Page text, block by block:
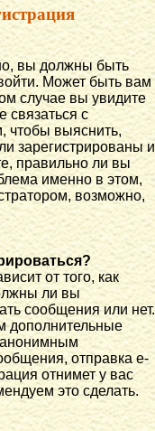
вы должны быть
Может быть вам
случае вы увидите
связаться с
чтобы выяснить,
зарегистрированы и
правильно ли вы
именно в этом,
возможно,
от того, как
ли вы
сообщения или нет.
дополнительные
анонимным
отправка e-
отнимет у вас
это сделать.